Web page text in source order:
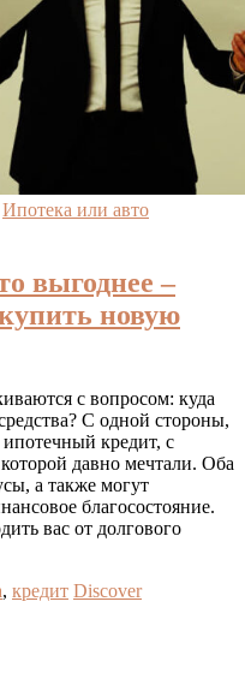
Ипотека или авто
выгоднее –
новую
с вопросом: куда
С одной стороны,
ипотечный кредит, с
давно мечтали. Оба
а также могут
благосостояние.
вас от долгового
, кредит Discover